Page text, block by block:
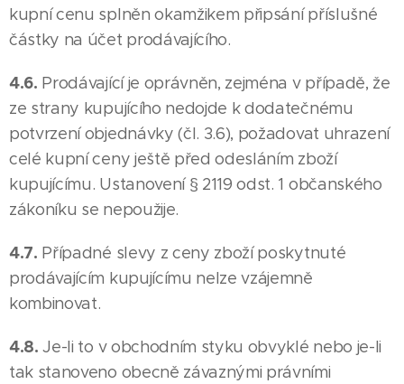
kupní cenu splněn okamžikem připsání příslušné
částky na účet prodávajícího.
4.6. Prodávající je oprávněn, zejména v případě, že
ze strany kupujícího nedojde k dodatečnému
potvrzení objednávky (čl. 3.6), požadovat uhrazení
celé kupní ceny ještě před odesláním zboží
kupujícímu. Ustanovení § 2119 odst. 1 občanského
zákoníku se nepoužije.
4.7. Případné slevy z ceny zboží poskytnuté
prodávajícím kupujícímu nelze vzájemně
kombinovat.
4.8.Je-li to v obchodním styku obvyklé nebo je-li
tak stanoveno obecně závaznými právními